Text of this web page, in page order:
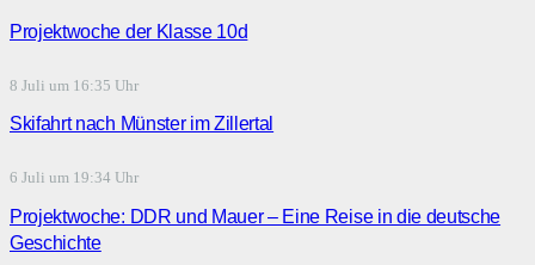
Projektwoche der Klasse 10d
8 Juli um 16:35 Uhr
Skifahrt nach Münster im Zillertal
6 Juli um 19:34 Uhr
Projektwoche: DDR und Mauer – Eine Reise in die deutsche
Geschichte